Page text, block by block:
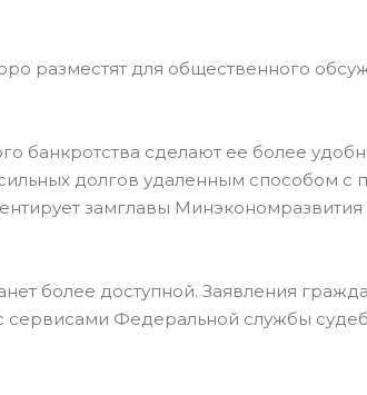
разместят для общественного
банкротства сделают ее более
долгов удаленным способом с
замглавы Минэкономразвития
более доступной. Заявления
с сервисами Федеральной службы